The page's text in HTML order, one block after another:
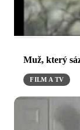
Muž, který
FILM A TV